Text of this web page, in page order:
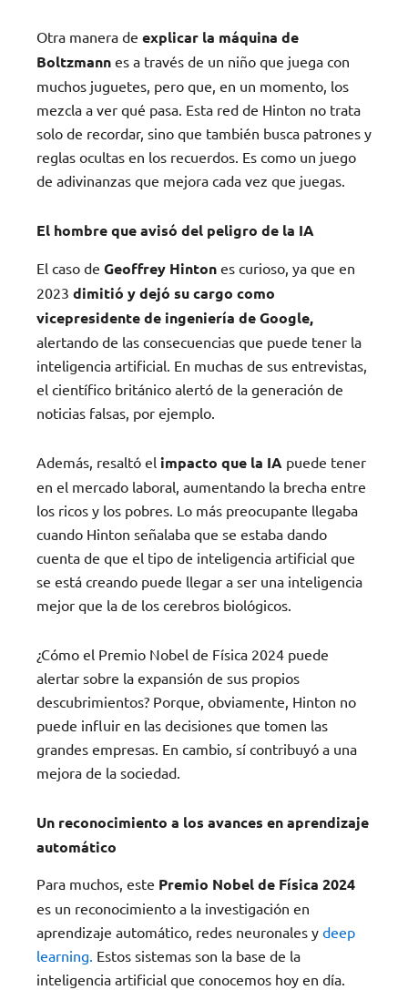
Otra manera de explicar la máquina de
Boltzmann es a través de un niño que juega con
muchos juguetes, pero que, en un momento, los
mezcla a ver qué pasa. Esta red de Hinton no trata
solo de recordar, sino que también busca patrones y
reglas ocultas en los recuerdos. Es como un juego
de adivinanzas que mejora cada vez que juegas.
El hombre que avisó del peligro de la IA
El caso de Geoffrey Hinton es curioso, ya que en
2023 dimitió y dejó su cargo como
vicepresidente de ingeniería de Google,
alertando de las consecuencias que puede tener la
inteligencia artificial. En muchas de sus entrevistas,
el científico británico alertó de la generación de
noticias falsas, por ejemplo.
Además, resaltó el impacto que la IA puede tener
en el mercado laboral, aumentando la brecha entre
los ricos y los pobres. Lo más preocupante llegaba
cuando Hinton señalaba que se estaba dando
cuenta de que el tipo de inteligencia artificial que
se está creando puede llegar a ser una inteligencia
mejor que la de los cerebros biológicos.
¿Cómo el Premio Nobel de Física 2024 puede
alertar sobre la expansión de sus propios
descubrimientos? Porque, obviamente, Hinton no
puede influir en las decisiones que tomen las
grandes empresas. En cambio, sí contribuyó a una
mejora de la sociedad.
Un reconocimiento a los avances en aprendizaje
automático
Para muchos, este Premio Nobel de Física 2024
es un reconocimiento a la investigación en
aprendizaje automático, redes neuronales y deep
learning. Estos sistemas son la base de la
inteligencia artificial que conocemos hoy en día.